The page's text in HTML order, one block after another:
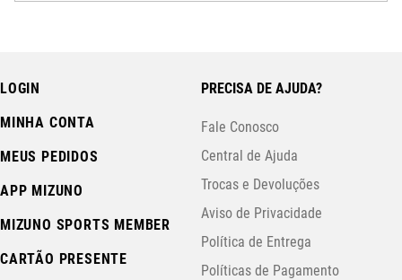
LOGIN
MINHA CONTA
MEUS PEDIDOS
APP MIZUNO
MIZUNO SPORTS MEMBER
CARTÃO PRESENTE
PRECISA DE AJUDA?
Fale Conosco
Central de Ajuda
Trocas e Devoluções
Aviso de Privacidade
Política de Entrega
Políticas de Pagamento